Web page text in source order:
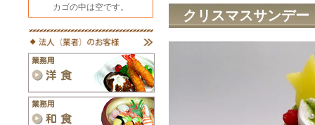
クリスマスサンデー
カゴの中は空です。